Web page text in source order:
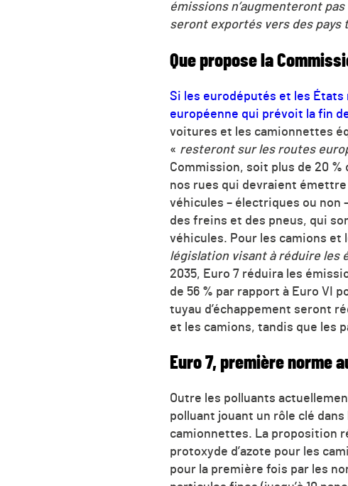
émissions n’augmenteront
seront exportés vers des pays
Que propose la
Si les eurodéputés et les États
européenne qui prévoit la fin
voitures et les camionnettes
« resteront sur les routes
Commission, soit plus de 20
nos rues qui devraient émettre
véhicules – électriques ou non
des freins et des pneus, qui
véhicules. Pour les camions
législation visant à réduire les
2035, Euro 7 réduira les
de 56 % par rapport à Euro VI
tuyau d’échappement seront
et les camions, tandis que les
Euro 7, première norme
Outre les polluants
polluant jouant un rôle clé
camionnettes. La proposition
protoxyde d’azote pour les
pour la première fois par les